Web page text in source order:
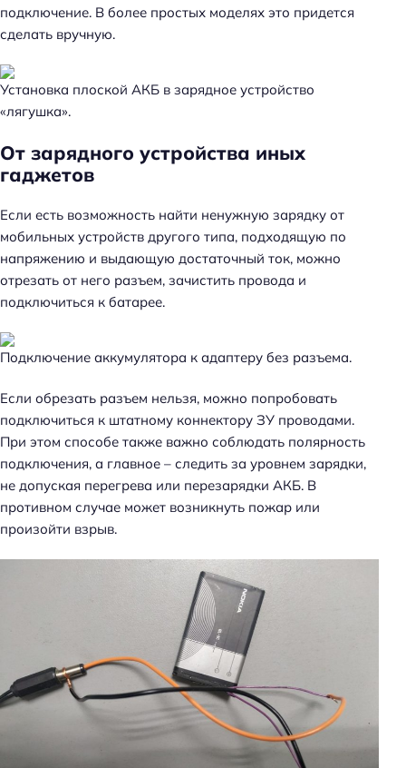
подключение. В более простых моделях это придется
сделать вручную.
Установка плоской АКБ в зарядное устройство
«лягушка».
От зарядного устройства иных
гаджетов
Если есть возможность найти ненужную зарядку от
мобильных устройств другого типа, подходящую по
напряжению и выдающую достаточный ток, можно
отрезать от него разъем, зачистить провода и
подключиться к батарее.
Подключение аккумулятора к адаптеру без разъема.
Если обрезать разъем нельзя, можно попробовать
подключиться к штатному коннектору ЗУ проводами.
При этом способе также важно соблюдать полярность
подключения, а главное – следить за уровнем зарядки,
не допуская перегрева или перезарядки АКБ. В
противном случае может возникнуть пожар или
произойти взрыв.